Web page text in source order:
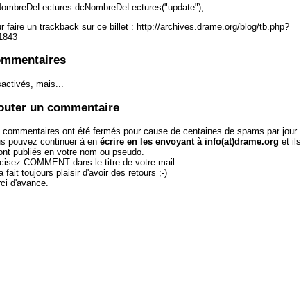
dcNombreDeLectures("update");
faire un trackback sur ce billet : http://archives.drame.org/blog/tb.php?
mais...
un commentaire
commentaires ont été fermés pour cause de centaines de spams par jour.
pouvez continuer à en écrire en les envoyant à info(at)drame.org et ils
publiés en votre nom ou pseudo.
COMMENT dans le titre de votre mail.
fait toujours plaisir d'avoir des retours ;-)
d'avance.